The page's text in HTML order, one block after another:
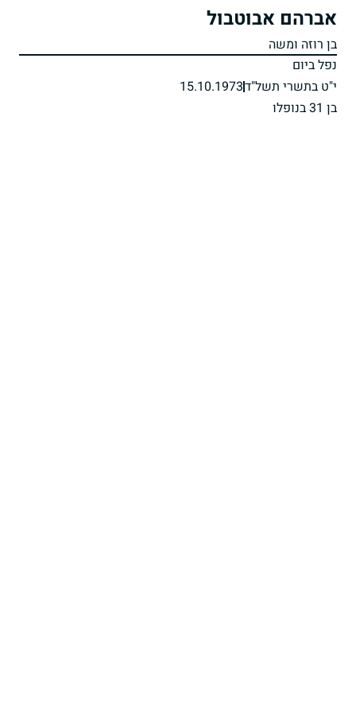
אברהם אבוטבול
בן רוזה ומשה
נפל ביום
י"ט בתשרי תשל"ד15.10.1973
בן 31 בנופלו